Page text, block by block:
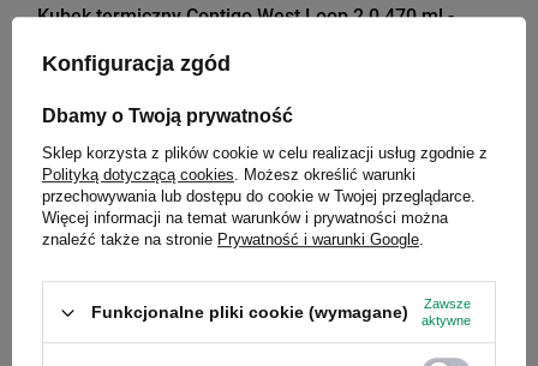
Kubek termiczny Contigo West Loop 2.0 470 ml -
99,99 zł
Najniższa cena produktu w okresie 30 dni przed
wprowadzeniem obniżki:139,99 zł -28%
Cena regularna:169,99 zł -41%
PROMOCJA PRZECENA
Konfiguracja zgód
Dbamy o Twoją prywatność
Sklep korzysta z plików cookie w celu realizacji usług zgodnie z
Polityką dotyczącą cookies. Możesz określić warunki
przechowywania lub dostępu do cookie w Twojej przeglądarce.
Więcej informacji na temat warunków i prywatności można
znaleźć także na stronie Prywatność i warunki Google.
Funkcjonalne pliki cookie (wymagane)
Zawsze
aktywne